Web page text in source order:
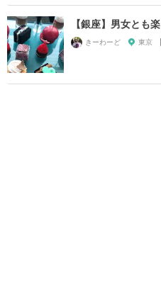
【銀座】男女とも
きーわーど 東京